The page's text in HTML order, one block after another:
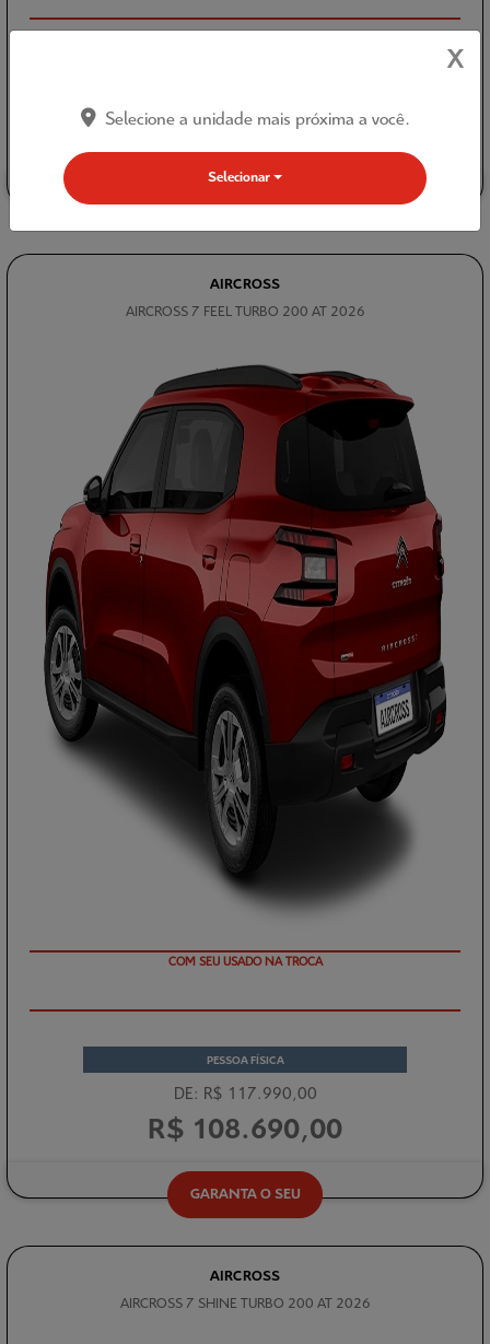
R$ 113.690,00
GARANTA O SEU
AIRCROSS
AIRCROSS 7 FEEL TURBO 200 AT 2026
TAXA ZERO EM 12X
PESSOA FÍSICA
DE: R$ 117.990,00
R$ 108.690,00
GARANTA O SEU
AIRCROSS
AIRCROSS 7 SHINE TURBO 200 AT 2026
X
Selecione a unidade mais próxima a você.
Selecionar